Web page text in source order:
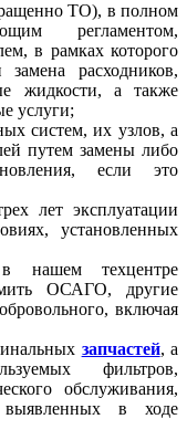
ТО), в полном
регламентом,
в рамках которого
расходников,
жидкости, а также
услуги;
систем, их узлов, а
путем замены либо
если это
лет эксплуатации
установленных
нашем техцентре
ОСАГО, другие
включая
запчастей, а
фильтров,
обслуживания,
в ходе